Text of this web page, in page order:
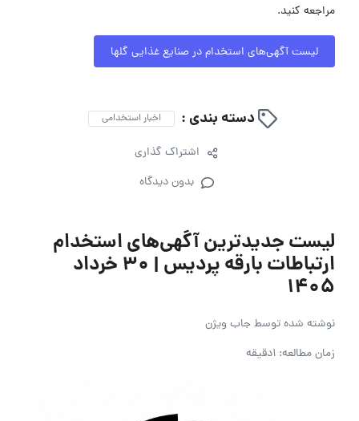
مراجعه کنید.
لیست آگهی‌های استخدام در صنایع غذایی گلها
دسته بندی : اخبار استخدامی
اشتراک گذاری
بدون دیدگاه
لیست جدیدترین آگهی‌های استخدام
ارتباطات بارقه پردیس | ۳۰ خرداد
۱۴۰۵
نوشته شده توسطجاب ویژن
زمان مطالعه: 1دقیقه